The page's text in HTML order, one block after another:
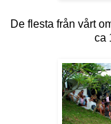
De flesta från vårt
ca